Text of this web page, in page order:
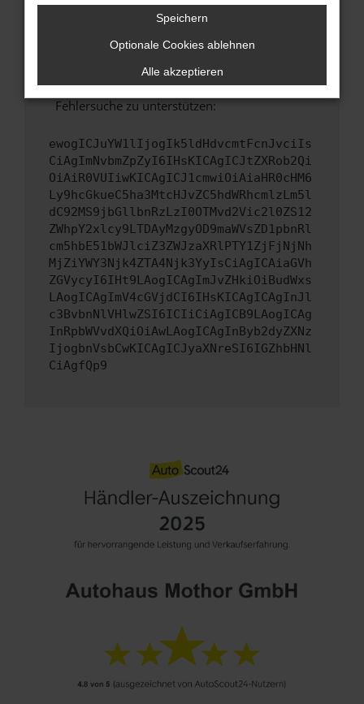
Wende dich an den Webseitenbetreiber.
hast, kontaktiere uns bitte. Wir werden
versuchen, das Problem zu beheben. Du kannst
uns diesen Text schicken, um uns bei der
Fehlersuche zu unterstützen:
ewogICJuYW1lIjogIk5ldHdvcmtFcnJvciIs
CiAgImNvbmZpZyI6IHsKICAgICJtZXRob2Qi
OiAiR0VUIiwKICAgICJ1cmwiOiAiaHR0cHM6
Ly9hcGkueC5ha3MtcHJvZC5hdWRhcmlzLm5l
dC92MS9jbGllbnRzLzI0OTMvd2Vic2l0ZS12
ZWhpY2xlcy9LTDAyMzgyOD9maWVsZD1pbnRl
cm5hbE51bWJlciZ3ZWJzaXRlPTY1ZjFjNjNh
MjZiYWY3Njk4ZTA4Njk3YyIsCiAgICAiaGVh
ZGVycyI6IHt9LAogICAgImJvZHkiOiBudWxs
LAogICAgImV4cGVjdCI6IHsKICAgICAgInJl
c3BvbnNlVHlwZSI6ICIiCiAgICB9LAogICAg
InRpbWVvdXQiOiAwLAogICAgInByb2dyZXNz
IjogbnVsbCwKICAgICJyaXNreSI6IGZhbHNl
CiAgfQp9
Speichern
Optionale Cookies ablehnen
Alle akzeptieren